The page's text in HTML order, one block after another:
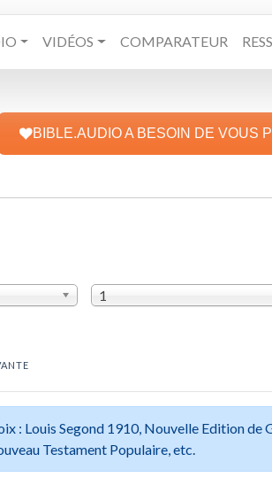
VIDÉOS COMPARATEUR
BIBLE.AUDIO A BESOIN DE VOUS
1
: Louis Segond 1910, Nouvelle Edition de
Testament Populaire, etc.